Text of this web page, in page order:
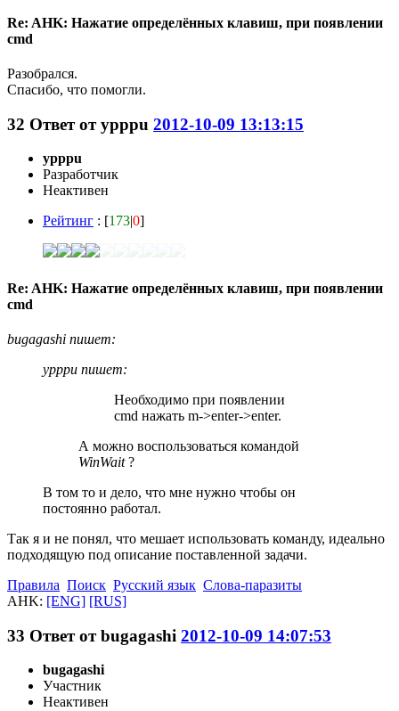
Re: AHK: Нажатие определённых клавиш, при появлении
cmd
Разобрался.
Спасибо, что помогли.
32 Ответ отypppu 2012-10-09 13:13:15
ypppu
Разработчик
Неактивен
Рейтинг : [173|0]
Re: AHK: Нажатие определённых клавиш, при появлении
cmd
bugagashi пишет:
ypppu пишет:
Необходимо при появлении
cmd нажать m->enter->enter.
А можно воспользоваться командой
WinWait?
В том то и дело, что мне нужно чтобы он
постоянно работал.
Так я и не понял, что мешает использовать команду, идеально
подходящую под описание поставленной задачи.
Правила Поиск Русский язык Слова-паразиты
AHK: [ENG] [RUS]
33 Ответ отbugagashi 2012-10-09 14:07:53
bugagashi
Участник
Неактивен